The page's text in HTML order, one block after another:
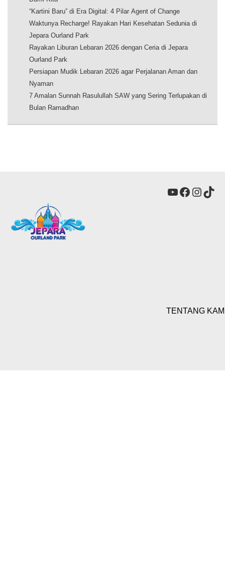
“Kartini Baru” di Era Digital: 4 Pilar Agent of Change
Waktunya Recharge! Rayakan Hari Kesehatan Sedunia di
Jepara Ourland Park
Rayakan Liburan Lebaran 2026 dengan Ceria di Jepara
Ourland Park
Persiapan Mudik Lebaran 2026 agar Perjalanan Aman dan
Nyaman
7 Amalan Sunnah Rasulullah SAW yang Sering Terlupakan di
Bulan Ramadhan
YouTube
TENTANG